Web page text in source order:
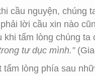
cầu nguyện, chúng
lời cầu xin nào
tấm lòng chúng
tư dục mình.”
lòng phía sau